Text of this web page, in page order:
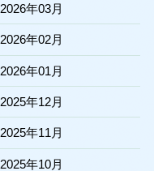
2026年03月
2026年02月
2026年01月
2025年12月
2025年11月
2025年10月